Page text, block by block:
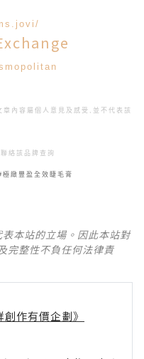
內容屬個人意見及感受, 並不代表該
絡該品牌查詢
緻豐盈全效睫毛膏
本站的立場。因此本站對
完整性不負任何法律責
作有價企劃》